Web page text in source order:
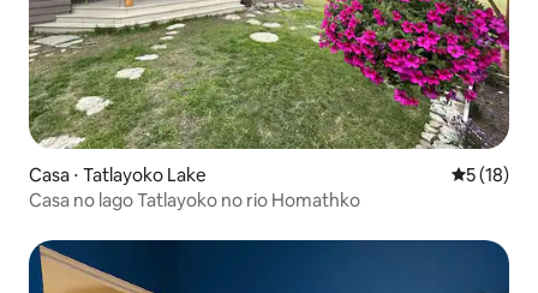
Casa ⋅ Tatlayoko Lake 5 de uma
5 (18)
Casa no lago Tatlayoko no rio Homathko